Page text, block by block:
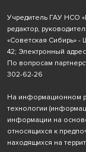
Учредитель ГАУ НСО
редактор,
«Советская Сибирь»
42; Электронный
По вопросам
302-62-26
На информационном
технологии
информации на
относящихся к
находящихся на